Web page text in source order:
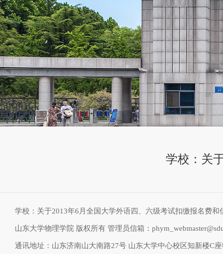
学校：关
学校：关于2013年6月全国大学外语四、六级考试扣缴报名费和
山东大学物理学院 版权所有 管理员信箱：
通讯地址：山东济南山大南路27号 山东大学中心校区知新楼C